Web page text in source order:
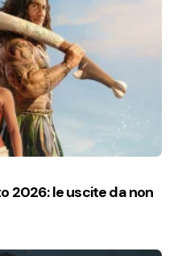
2026: le uscite da non